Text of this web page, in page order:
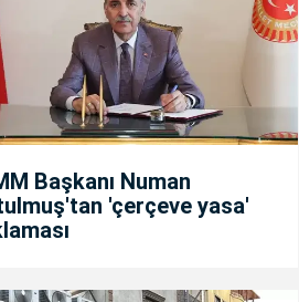
Başkanı Numan
'çerçeve yasa'